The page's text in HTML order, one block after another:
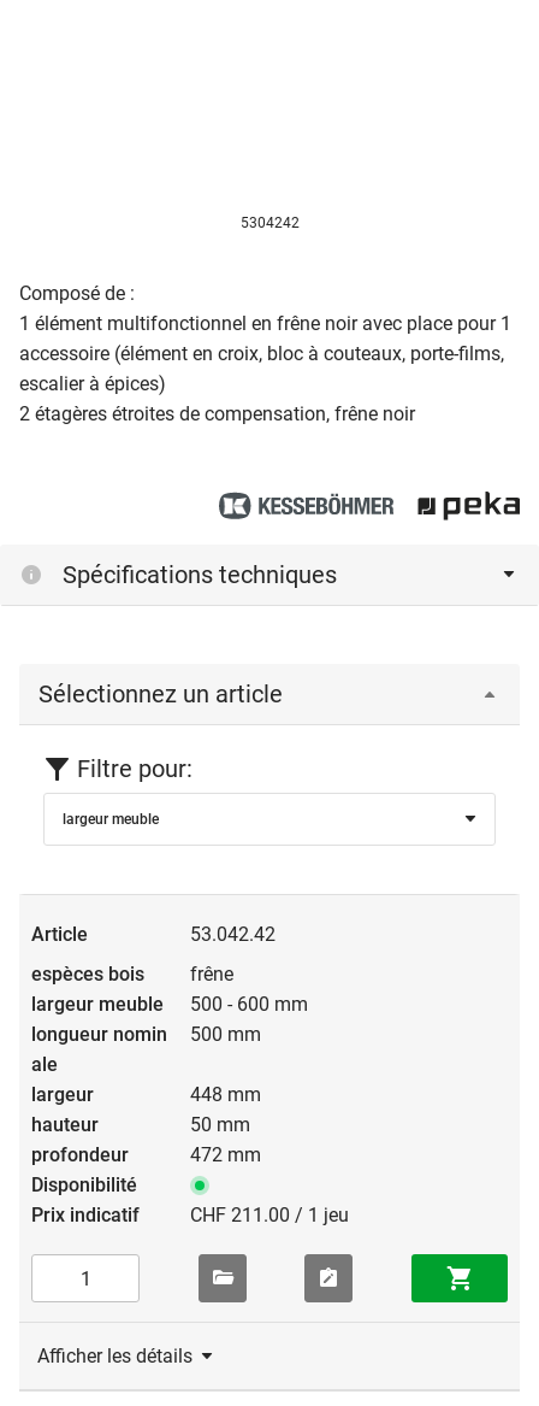
5304242
Composé de :
1 élément multifonctionnel en frêne noir avec place pour 1
accessoire (élément en croix, bloc à couteaux, porte-films,
escalier à épices)
2 étagères étroites de compensation, frêne noir
Spécifications techniques
Sélectionnez un article
Filtre pour:
largeur meuble
53.042.42
frêne
500 - 600 mm
500 mm
448 mm
50 mm
472 mm
CHF 211.00 / 1 jeu
Afficher les détails